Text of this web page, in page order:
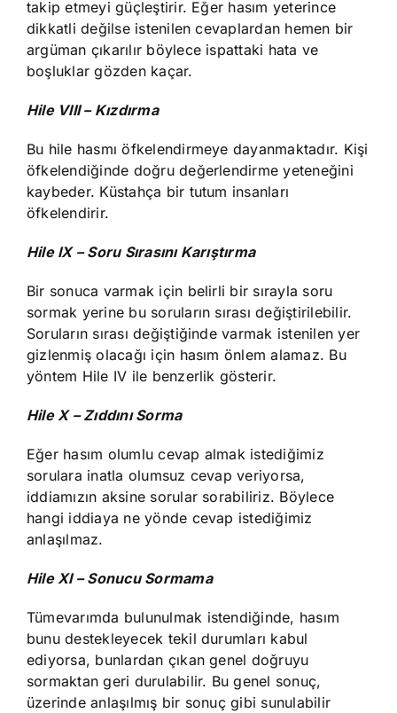
takip etmeyi güçleştirir. Eğer hasım yeterince
dikkatli değilse istenilen cevaplardan hemen bir
argüman çıkarılır böylece ispattaki hata ve
boşluklar gözden kaçar.
Hile VIII – Kızdırma
Bu hile hasmı öfkelendirmeye dayanmaktadır. Kişi
öfkelendiğinde doğru değerlendirme yeteneğini
kaybeder. Küstahça bir tutum insanları
öfkelendirir.
Hile IX – Soru Sırasını Karıştırma
Bir sonuca varmak için belirli bir sırayla soru
sormak yerine bu soruların sırası değiştirilebilir.
Soruların sırası değiştiğinde varmak istenilen yer
gizlenmiş olacağı için hasım önlem alamaz. Bu
yöntem Hile IV ile benzerlik gösterir.
Hile X – Zıddını Sorma
Eğer hasım olumlu cevap almak istediğimiz
sorulara inatla olumsuz cevap veriyorsa,
iddiamızın aksine sorular sorabiliriz. Böylece
hangi iddiaya ne yönde cevap istediğimiz
anlaşılmaz.
Hile XI – Sonucu Sormama
Tümevarımda bulunulmak istendiğinde, hasım
bunu destekleyecek tekil durumları kabul
ediyorsa, bunlardan çıkan genel doğruyu
sormaktan geri durulabilir. Bu genel sonuç,
üzerinde anlaşılmış bir sonuç gibi sunulabilir